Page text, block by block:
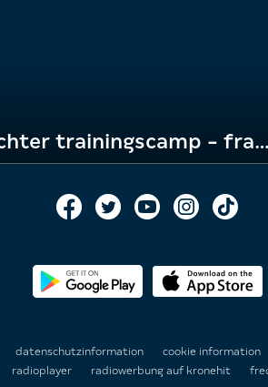
das schlacht der geschlechter trainingscamp - frage 5
datenschutzinformation cookie information
radioplayer radiowerbung auf kronehit